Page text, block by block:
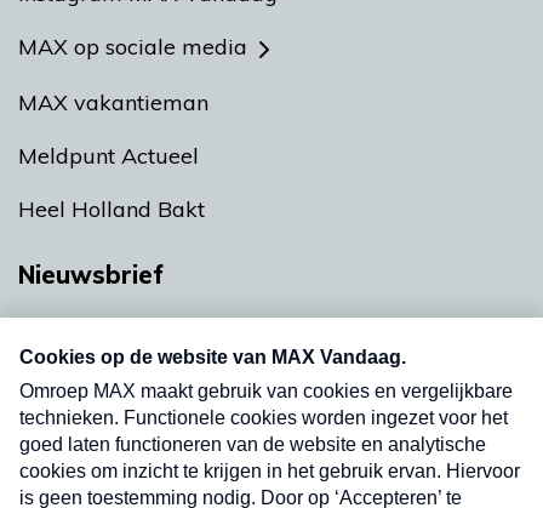
MAX op sociale media
MAX vakantieman
Meldpunt Actueel
Heel Holland Bakt
Nieuwsbrief
Neem hier een gratis abonnement op onze
nieuwsbrief. Elke vrijdag- en dinsdagochtend in
uw mailbox.
Verzend